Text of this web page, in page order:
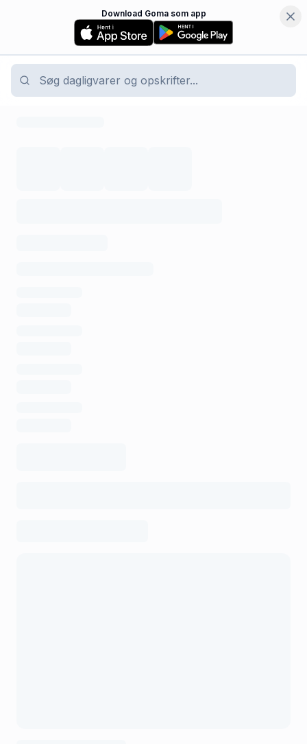
Download Goma som app